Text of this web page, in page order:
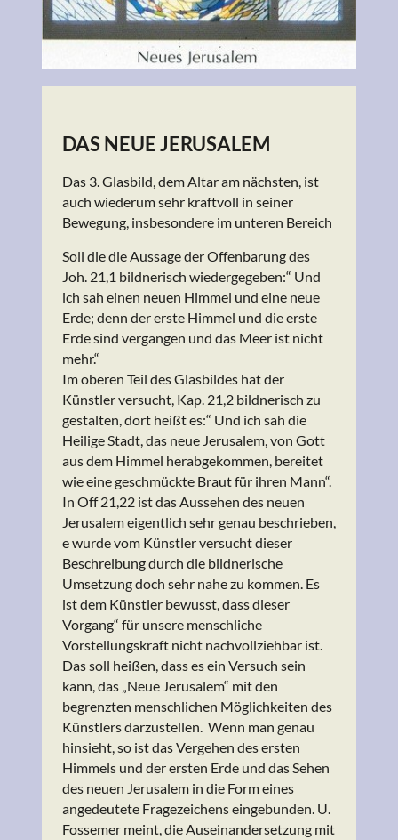
DAS NEUE JERUSALEM
Das 3. Glasbild, dem Altar am nächsten, ist
auch wiederum sehr kraftvoll in seiner
Bewegung, insbesondere im unteren Bereich
Soll die die Aussage der Offenbarung des
Joh. 21,1 bildnerisch wiedergegeben:“ Und
ich sah einen neuen Himmel und eine neue
Erde; denn der erste Himmel und die erste
Erde sind vergangen und das Meer ist nicht
mehr.“
Im oberen Teil des Glasbildes hat der
Künstler versucht, Kap. 21,2 bildnerisch zu
gestalten, dort heißt es:“ Und ich sah die
Heilige Stadt, das neue Jerusalem, von Gott
aus dem Himmel herabgekommen, bereitet
wie eine geschmückte Braut für ihren Mann“.
In Off 21,22 ist das Aussehen des neuen
Jerusalem eigentlich sehr genau beschrieben,
e wurde vom Künstler versucht dieser
Beschreibung durch die bildnerische
Umsetzung doch sehr nahe zu kommen. Es
ist dem Künstler bewusst, dass dieser
Vorgang“ für unsere menschliche
Vorstellungskraft nicht nachvollziehbar ist.
Das soll heißen, dass es ein Versuch sein
kann, das „Neue Jerusalem“ mit den
begrenzten menschlichen Möglichkeiten des
Künstlers darzustellen. Wenn man genau
hinsieht, so ist das Vergehen des ersten
Himmels und der ersten Erde und das Sehen
des neuen Jerusalem in die Form eines
angedeutete Fragezeichens eingebunden. U.
Fossemer meint, die Auseinandersetzung mit